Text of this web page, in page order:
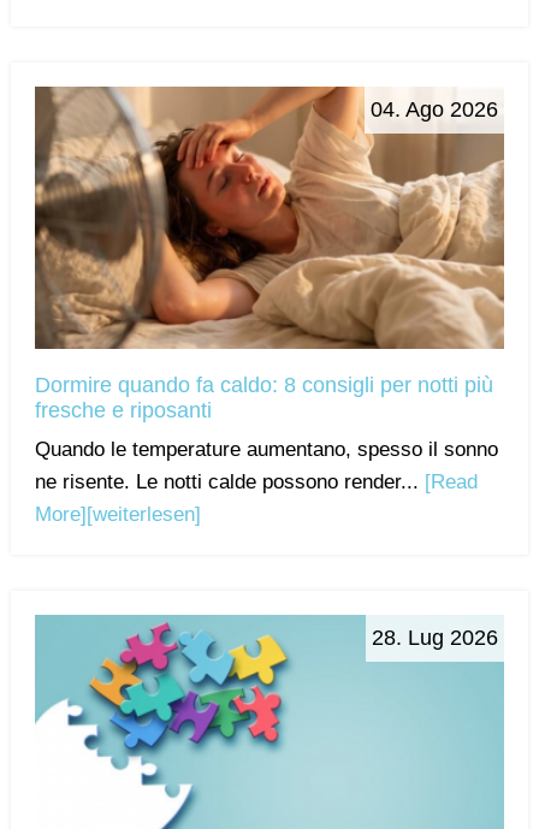
04. Ago 2026
Dormire quando fa caldo: 8 consigli per notti più
fresche e riposanti
Quando le temperature aumentano, spesso il sonno
ne risente. Le notti calde possono render... [Read
More] [weiterlesen]
28. Lug 2026